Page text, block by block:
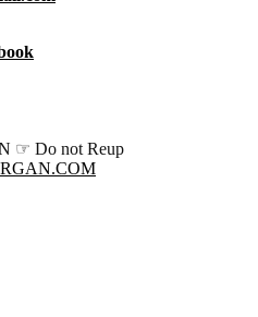
☞ Do not Reup